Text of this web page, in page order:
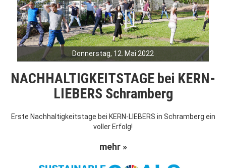
Donnerstag, 12. Mai 2022
NACHHALTIGKEITSTAGE bei KERN-
LIEBERS Schramberg
Erste Nachhaltigkeitstage bei KERN-LIEBERS in Schramberg ein
voller Erfolg!
mehr »